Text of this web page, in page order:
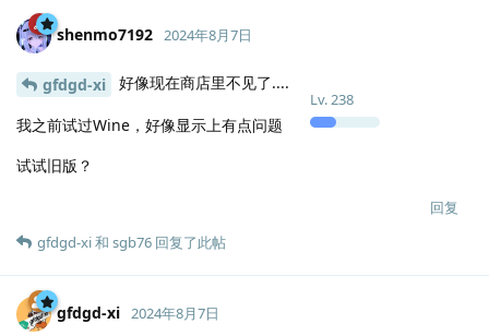
shenmo7192
Lv.238
2024年8月7日
gfdgd-xi 好像现在商店里不见了....
我之前试过Wine，好像显示上有点问题
试试旧版？
回复
gfdgd-xi和 sgb76 回复了此帖
gfdgd-xi 2024年8月7日